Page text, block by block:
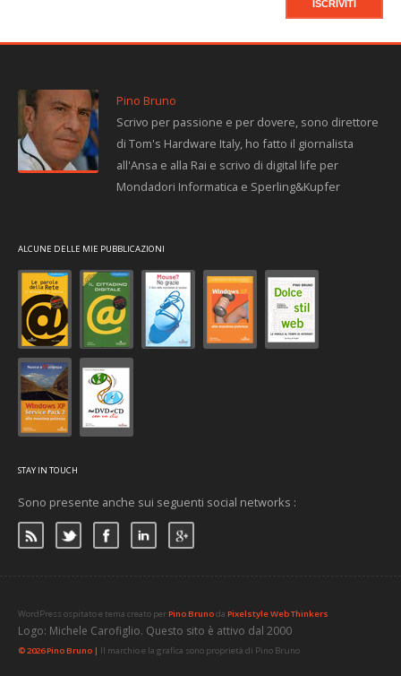
Pino Bruno
Scrivo per passione e per dovere, sono direttore
di Tom's Hardware Italy, ho fatto il giornalista
all'Ansa e alla Rai e scrivo di digital life per
Mondadori Informatica e Sperling&Kupfer
ALCUNE DELLE MIE PUBBLICAZIONI
STAY IN TOUCH
Sono presente anche sui seguenti social networks :
WordPress ospitato e tema creato perPino Brunoda Pixelstyle Web Thinkers
Logo: Michele Carofiglio. Questo sito è attivo dal 2000
© 2026 Pino Bruno | Il marchio e la grafica sono proprietà di Pino Bruno